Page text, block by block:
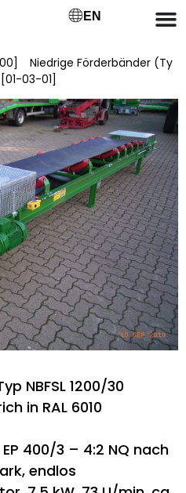
EN
Niedrige Förderbänder (Ty
03-01]
NBFSL 1200/30
in RAL 6010
400/3 – 4:2 NQ nach
endlos